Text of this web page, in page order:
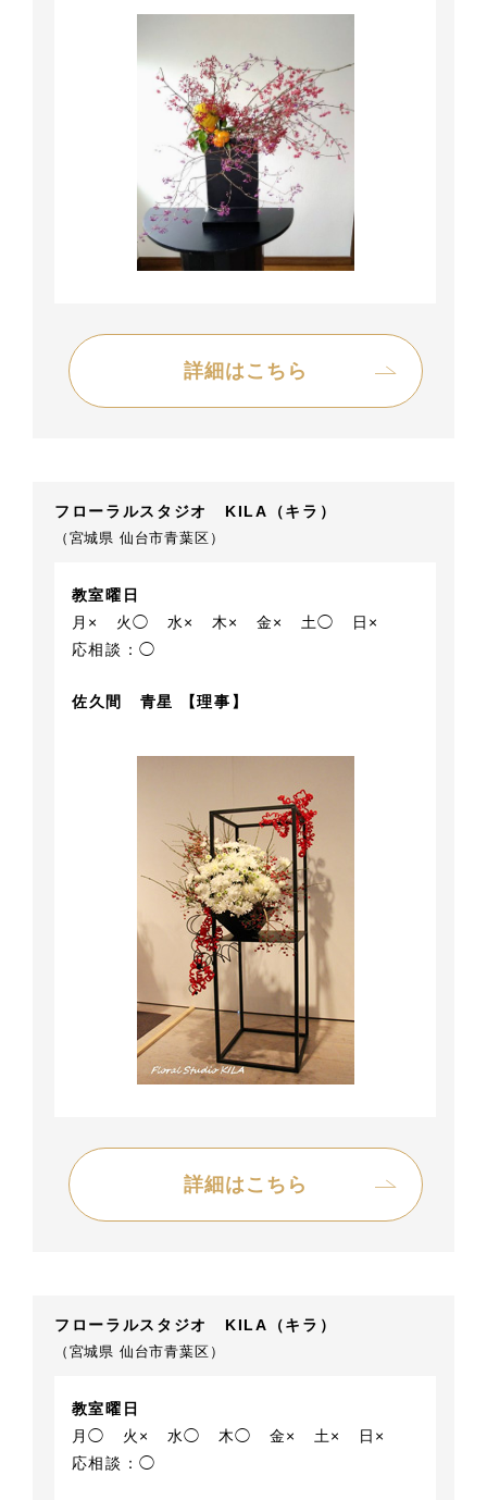
詳細はこちら
フローラルスタジオ KILA（キラ）
（宮城県 仙台市青葉区）
教室曜日
月×
火◯ 水× 木× 金× 土◯
日×
応相談：◯
佐久間 青星 【理事】
詳細はこちら
フローラルスタジオ KILA（キラ）
（宮城県 仙台市青葉区）
教室曜日
月◯
火× 水◯ 木◯ 金× 土×
日×
応相談：◯